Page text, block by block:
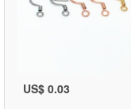
US$ 0.03